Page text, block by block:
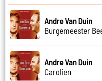
Andre Van Duin
Burgemeester
Andre Van Duin
Carolien